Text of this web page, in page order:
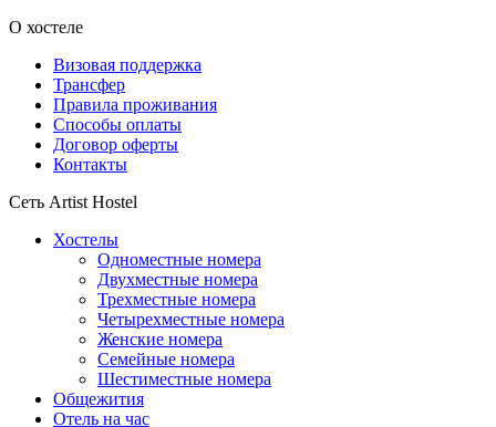
О хостеле
Визовая поддержка
Трансфер
Правила проживания
Способы оплаты
Договор оферты
Контакты
Сеть Artist Hostel
Хостелы
Одноместные номера
Двухместные номера
Трехместные номера
Четырехместные номера
Женские номера
Семейные номера
Шестиместные номера
Общежития
Отель на час